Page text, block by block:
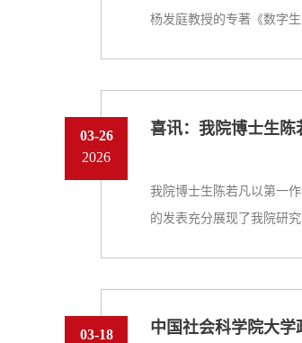
杨发庭教授的专著《数字生
03-26
2026
喜讯：我院博士生
我院博士生陈若凡以第一
的发表充分展现了我院研
03-18
中国社会科学院大